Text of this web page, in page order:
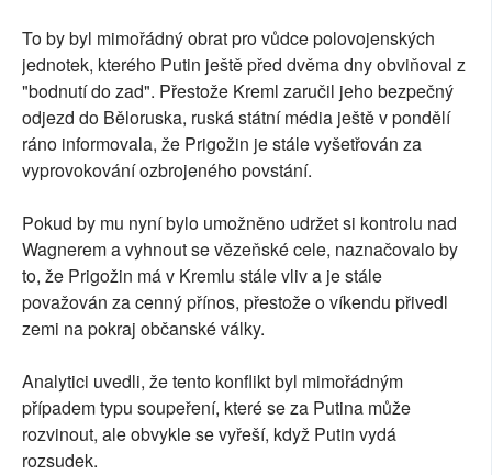
To by byl mimořádný obrat pro vůdce polovojenských
jednotek, kterého Putin ještě před dvěma dny obviňoval z
"bodnutí do zad". Přestože Kreml zaručil jeho bezpečný
odjezd do Běloruska, ruská státní média ještě v pondělí
ráno informovala, že Prigožin je stále vyšetřován za
vyprovokování ozbrojeného povstání.
Pokud by mu nyní bylo umožněno udržet si kontrolu nad
Wagnerem a vyhnout se vězeňské cele, naznačovalo by
to, že Prigožin má v Kremlu stále vliv a je stále
považován za cenný přínos, přestože o víkendu přivedl
zemi na pokraj občanské války.
Analytici uvedli, že tento konflikt byl mimořádným
případem typu soupeření, které se za Putina může
rozvinout, ale obvykle se vyřeší, když Putin vydá
rozsudek.